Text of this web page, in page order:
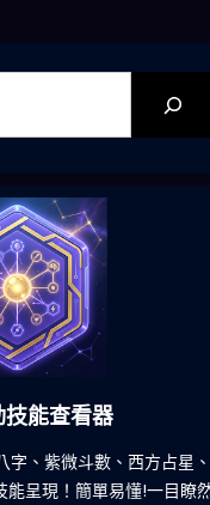
能查看器
、紫微斗數、西方占星
呈現！簡單易懂!一目瞭